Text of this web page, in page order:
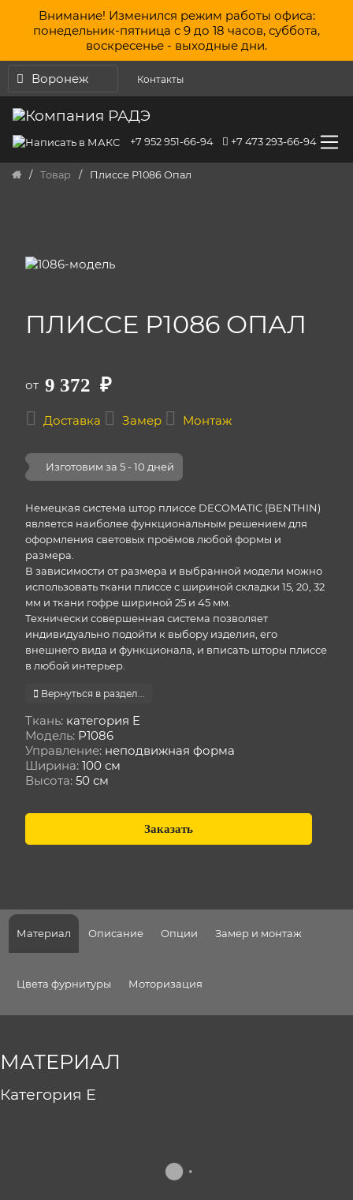
Внимание! Изменился режим работы офиса:
понедельник-пятница с 9 до 18 часов, суббота,
воскресенье - выходные дни.
Воронеж Контакты
+7 952 951-66-94 +7 473 293-66-94
/ Товар / Плиссе Р1086 Опал
ПЛИССЕ Р1086 ОПАЛ
от 9 372 ₽
Изготовим за 5 - 10 дней
Немецкая система штор плиссе DECOMATIC (BENTHIN)
является наиболее функциональным решением для
оформления световых проёмов любой формы и
размера.
В зависимости от размера и выбранной модели можно
использовать ткани плиссе с шириной складки 15, 20, 32
мм и ткани гофре шириной 25 и 45 мм.
Технически совершенная система позволяет
индивидуально подойти к выбору изделия, его
внешнего вида и функционала, и вписать шторы плиссе
в любой интерьер.
Вернуться в раздел...
Ткань: категория E
Модель: Р1086
Управление: неподвижная форма
Ширина: 100 см
Высота: 50 см
Доставка Замер Монтаж
Заказать
Материал Описание Опции Замер и монтаж
Цвета фурнитуры Моторизация
МАТЕРИАЛ
Категория Е